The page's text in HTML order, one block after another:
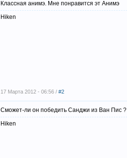
Классная анимэ. Мне понравится эт Анимэ
Hiken
17 Марта 2012 - 06:56 / #2
Сможет-ли он победить Санджи из Ван Пис ?
Hiken